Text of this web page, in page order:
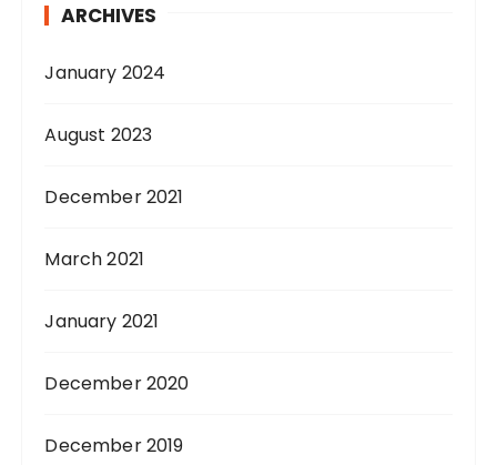
ARCHIVES
January 2024
August 2023
December 2021
March 2021
January 2021
December 2020
December 2019